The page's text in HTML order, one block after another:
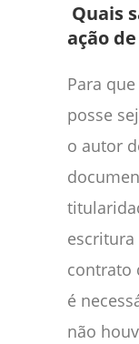
Quais
ação
Para
posse
o autor
contrato
é
não